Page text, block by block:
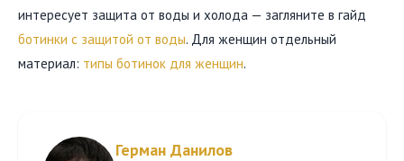
интересует защита от воды и холода — загляните в гайд
ботинки с защитой от воды. Для женщин отдельный
материал: типы ботинок для женщин.
Герман Данилов